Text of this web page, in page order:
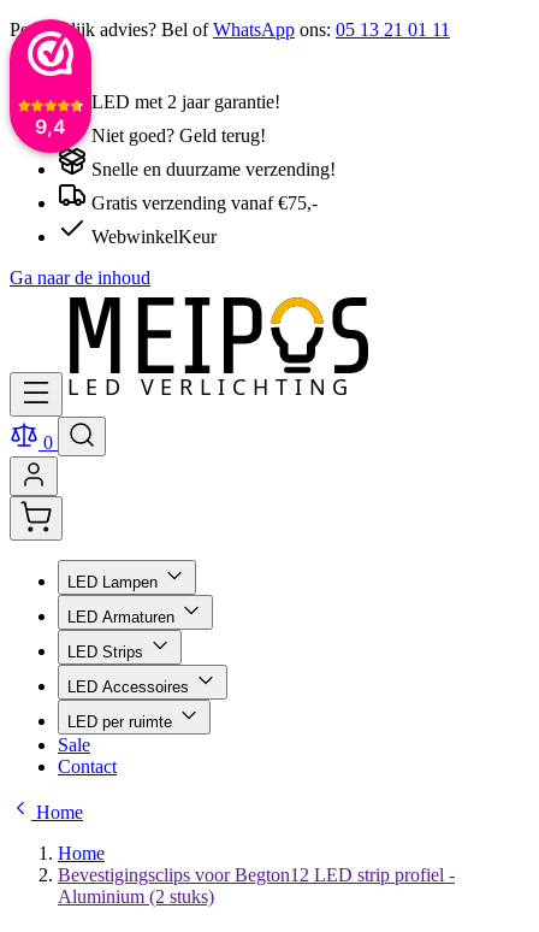
9,4
Persoonlijk advies? Bel ofWhatsApp ons: 05 13 21 01 11
LED met 2 jaar garantie!
Niet goed? Geld terug!
Snelle en duurzame verzending!
Gratis verzending vanaf €75,-
WebwinkelKeur
Ga naar de inhoud
0
LED Lampen
LED Armaturen
LED Strips
LED Accessoires
LED per ruimte
Sale
Contact
Home
Home
Bevestigingsclips voor Begton12 LED strip profiel -
Aluminium (2 stuks)